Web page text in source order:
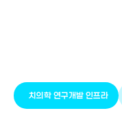
치의학 연구개발 인프라